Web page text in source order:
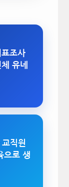
조사
유네
직원
으로 생